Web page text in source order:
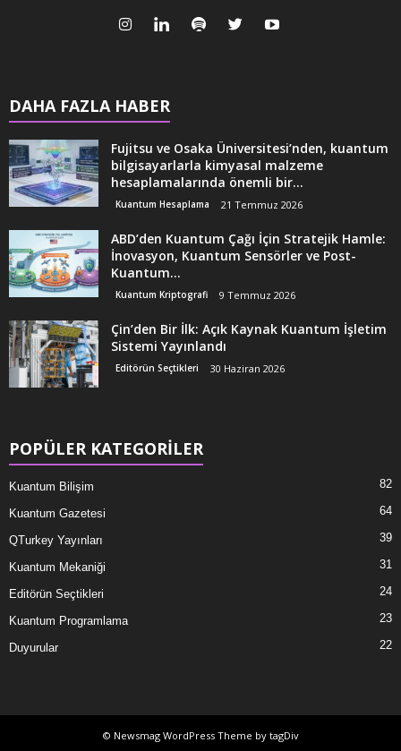
DAHA FAZLA HABER
Fujitsu ve Osaka Üniversitesi’nden, kuantum
bilgisayarlarla kimyasal malzeme
hesaplamalarında önemli bir...
Kuantum Hesaplama 21 Temmuz 2026
ABD’den Kuantum Çağı İçin Stratejik Hamle:
İnovasyon, Kuantum Sensörler ve Post-
Kuantum...
Kuantum Kriptografi 9 Temmuz 2026
Çin’den Bir İlk: Açık Kaynak Kuantum İşletim
Sistemi Yayınlandı
Editörün Seçtikleri 30 Haziran 2026
POPÜLER KATEGORİLER
Kuantum Bilişim 82
Kuantum Gazetesi 64
QTurkey Yayınları 39
Kuantum Mekaniği 31
Editörün Seçtikleri 24
Kuantum Programlama 23
Duyurular 22
© Newsmag WordPress Theme by tagDiv